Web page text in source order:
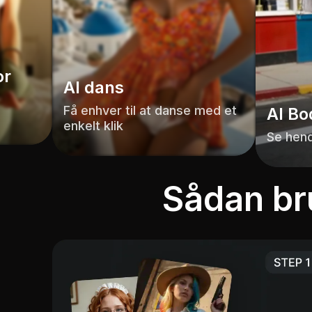
AI dans
Få enhver til at danse med et
enkelt klik
AI
Se
Sådan